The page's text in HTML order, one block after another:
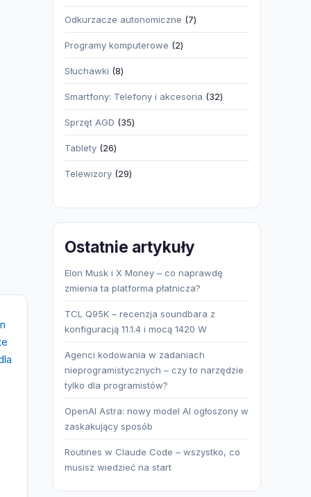
produktów
Odkurzacze autonomiczne
77
produktów
Programy komputerowe
22
produkty
Słuchawki
88
produktów
Smartfony: Telefony i akcesoria
3232
produkty
Sprzęt AGD
3535
produktów
Tablety
2626
produktów
Telewizory
2929
Ostatnie artykuły
Elon Musk i X Money – co naprawdę
zmienia ta platforma płatnicza?
TCL Q95K – recenzja soundbara z
konfiguracją 11.1.4 i mocą 1420 W
Agenci kodowania w zadaniach
nieprogramistycznych – czy to narzędzie
tylko dla programistów?
OpenAI Astra: nowy model AI ogłoszony w
zaskakujący sposób
Routines w Claude Code – wszystko, co
musisz wiedzieć na start